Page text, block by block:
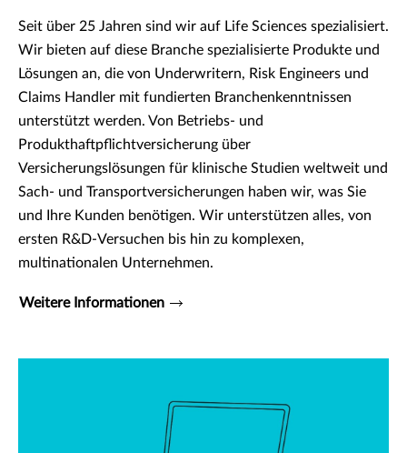
Seit über 25 Jahren sind wir auf Life Sciences spezialisiert.
Wir bieten auf diese Branche spezialisierte Produkte und
Lösungen an, die von Underwritern, Risk Engineers und
Claims Handler mit fundierten Branchenkenntnissen
unterstützt werden. Von Betriebs- und
Produkthaftpflichtversicherung über
Versicherungslösungen für klinische Studien weltweit und
Sach- und Transportversicherungen haben wir, was Sie
und Ihre Kunden benötigen. Wir unterstützen alles, von
ersten R&D-Versuchen bis hin zu komplexen,
multinationalen Unternehmen.
Weitere Informationen